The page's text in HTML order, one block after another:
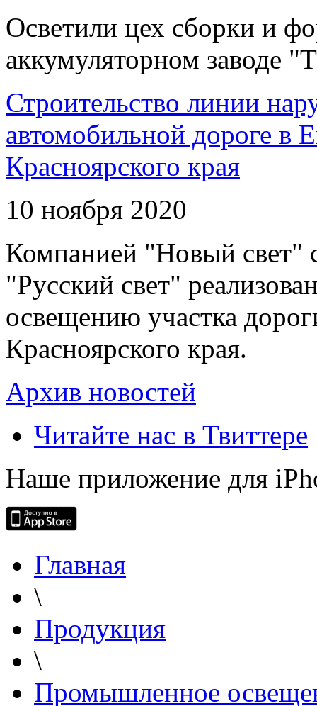
Осветили цех сборки и
аккумуляторном заводе
Строительство линии
автомобильной дороге в
Красноярского края
10 ноября 2020
Компанией "Новый свет"
"Русский свет"
освещению участка
Красноярского края.
Архив новостей
Читайте нас в Твиттере
Наше приложение для
Главная
\
Продукция
\
Промышленное